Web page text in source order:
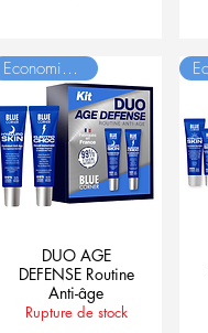
Economie = 6€
DUO AGE
DEFENSE Routine
Anti-âge
Rupture de stock